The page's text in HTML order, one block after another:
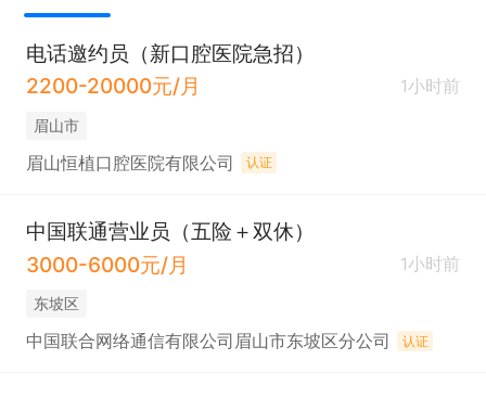
电话邀约员（新口腔医院急招）
2200-20000元/月
1小时前
眉山市
眉山恒植口腔医院有限公司 认证
中国联通营业员（五险＋双休）
3000-6000元/月
1小时前
东坡区
中国联合网络通信有限公司眉山市东坡区分公司 认证